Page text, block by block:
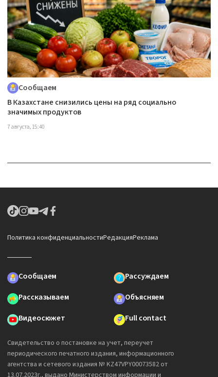
Сообщаем
В Казахстане снизились цены на ряд социально
значимых продуктов
7 августа, 15:40
Политика конфиденциальностиРедакцияРеклама
Сообщаем
Рассуждаем
Рассказываем
Объясняем
Видеосюжет
Full contact
Свидетельство о постановке на учет, переучет
периодического печатного издания, информационного
агентства и сетевого издания № KZ47VPY00073582 от
13.07.2023г., выдано Министерством информации и